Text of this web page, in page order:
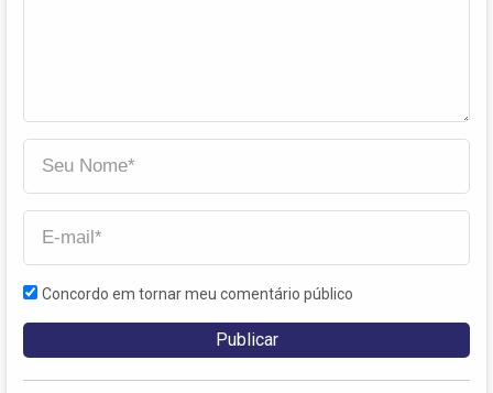
Concordo em tornar meu comentário público